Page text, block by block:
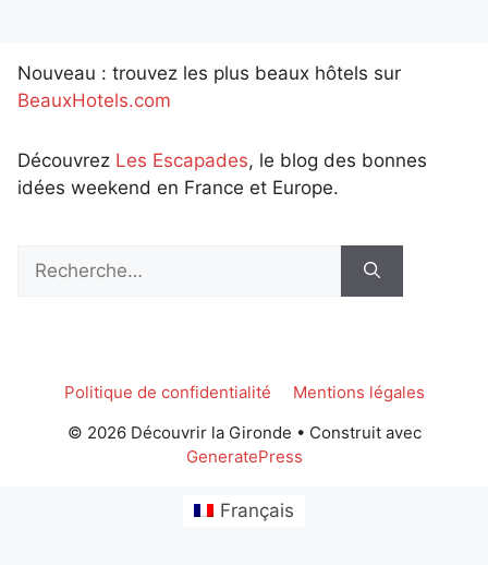
Nouveau : trouvez les plus beaux hôtels sur
BeauxHotels.com
Découvrez Les Escapades, le blog des bonnes
idées weekend en France et Europe.
Politique de confidentialité
Mentions légales
© 2026 Découvrir la Gironde • Construit avec
GeneratePress
Français